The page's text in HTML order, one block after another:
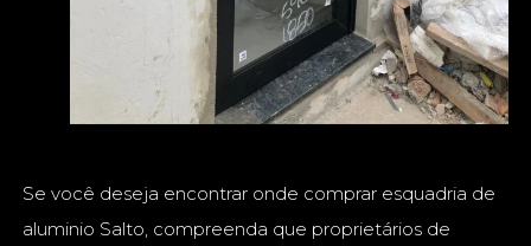
Se você deseja encontrar onde comprar esquadria de
aluminio Salto, compreenda que proprietários de